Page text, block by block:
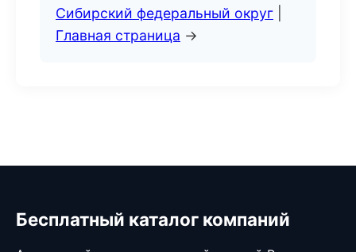
Сибирский федеральный округ
Главная страница →
Бесплатный каталог компаний